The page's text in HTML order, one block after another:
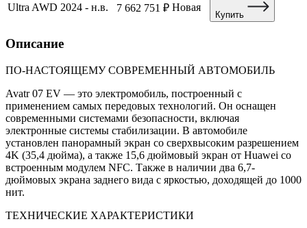
Ultra AWD 2024 - н.в. 7 662 751 ₽ Новая
Купить
Описание
ПО-НАСТОЯЩЕМУ СОВРЕМЕННЫЙ АВТОМОБИЛЬ
Avatr 07 EV — это электромобиль, построенный с
применением самых передовых технологий. Он оснащен
современными системами безопасности, включая
электронные системы стабилизации. В автомобиле
установлен панорамный экран со сверхвысоким разрешением
4K (35,4 дюйма), а также 15,6 дюймовый экран от Huawei со
встроенным модулем NFC. Также в наличии два 6,7-
дюймовых экрана заднего вида с яркостью, доходящей до 1000
нит.
ТЕХНИЧЕСКИЕ ХАРАКТЕРИСТИКИ